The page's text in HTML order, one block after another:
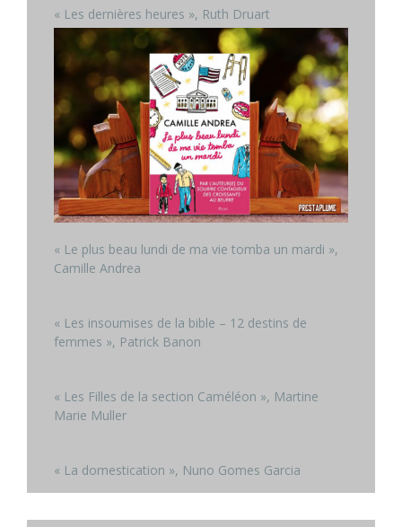
« Les dernières heures », Ruth Druart
« Le plus beau lundi de ma vie tomba un mardi »,
Camille Andrea
« Les insoumises de la bible – 12 destins de
femmes », Patrick Banon
« Les Filles de la section Caméléon », Martine
Marie Muller
« La domestication », Nuno Gomes Garcia